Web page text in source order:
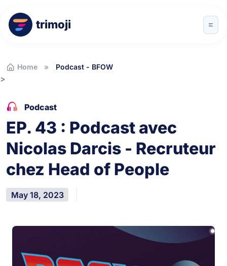
trimoji
Home Podcast - BFOW
>
Podcast
EP. 43 : Podcast avec
Nicolas Darcis - Recruteur
chez Head of People
May 18, 2023